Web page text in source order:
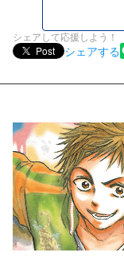
シェアして応援しよう！
Post
シェアする